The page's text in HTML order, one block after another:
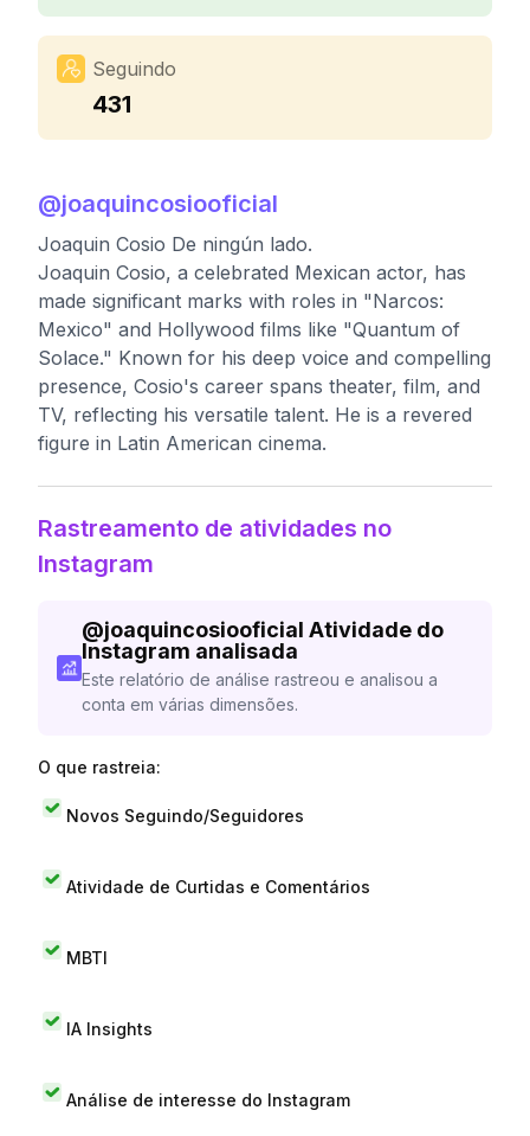
Seguindo
431
@joaquincosiooficial
Joaquin Cosio De ningún lado.
Joaquin Cosio, a celebrated Mexican actor, has
made significant marks with roles in "Narcos:
Mexico" and Hollywood films like "Quantum of
Solace." Known for his deep voice and compelling
presence, Cosio's career spans theater, film, and
TV, reflecting his versatile talent. He is a revered
figure in Latin American cinema.
Rastreamento de atividades no
Instagram
@joaquincosiooficial Atividade do
Instagram analisada
Este relatório de análise rastreou e analisou a
conta em várias dimensões.
O que rastreia:
Novos Seguindo/Seguidores
Atividade de Curtidas e Comentários
MBTI
IA Insights
Análise de interesse do Instagram